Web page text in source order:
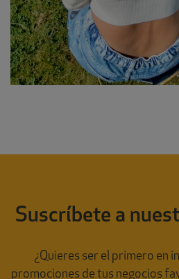
Suscríbete a
¿Quieres ser el primero en
promociones de tus negocios